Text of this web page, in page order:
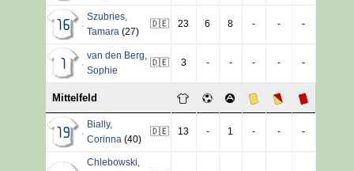
16
Szubries,
Tamara (27)
🇩🇪 23 6 8 - - -
1
van den Berg,
Sophie
🇩🇪 3 - - - - -
Mittelfeld
19
Bially,
Corinna (40)
🇩🇪 13 - 1 - - -
Chlebowski,